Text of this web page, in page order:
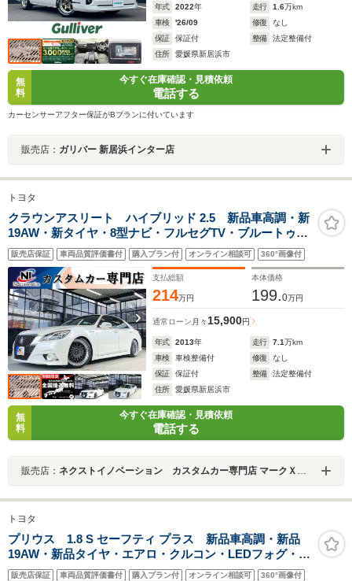
年式 2022年 走行 1.6万km
車検
'26/09 修復
なし
保証
保証付 整備
法定整備付
住所
愛媛県新居浜市
無
料
今すぐ在庫確認・見積依頼
電話する
カーセンサーアフター保証がBプランに付いています
販売店： ガリバー 新居浜インター店
トヨタ
クラウンアスリート ハイブリッド 2.5 新品車高調・新
19AW・新タイヤ・8型ナビ・フルセグTV・ブルートゥー
ス・バックカメラ・リアスパッツ・リアディフューザ
ー・オートクルーズ・シートヒーター・ステアリングヒ
ーター・ETC・テラロッサ赤内装・ドラレコ
販売店保証 車両品質評価書付 購入プラン付 オンライン相談可 360°画像付
支払総額
214万円
本体価格
199.0万円
通常ローン 月々 15,900円
年式 2013年 走行 7.1万km
車検
車検整備付 修復
なし
保証
保証付 整備
法定整備付
住所
愛媛県新居浜市
無
料
今すぐ在庫確認・見積依頼
電話する
販売店： ネクストイノベーション カスタムカー専門店 マークＸ・クラウン・プリウス専門店
トヨタ
プリウス 1.8 S セーフティ プラス 新品車高調・新品
19AW・新品タイヤ・エアロ・クルコン・LEDフォグ・純
正9型ナビ・Bluetooth・フルセグTV・バックカメラ・
販売店保証 車両品質評価書付 購入プラン付 オンライン相談可 360°画像付